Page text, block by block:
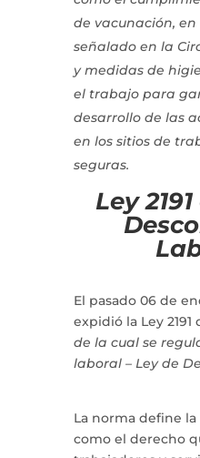
de vacunación,
señalado en la
y medidas de
el trabajo para
desarrollo de las
en los sitios de
seguras.
Ley
El pasado 06 de
expidió la Ley 2191
de la cual se
laboral – Ley de
La norma define
como el derecho